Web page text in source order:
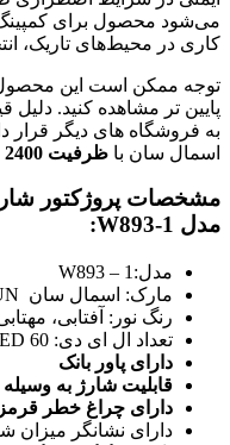
می‌شود محصول برای
کاری در محیط‌های تاریک،
توجه ممکن است این محصول
پایین تر مشاهده کنید. دلیل
به فروشگاه های دیگر قرار
اسمال سان با ظرفیت 2400 میلی آمپر
مشخصات پروژکتور
مدل W893-1:
مدل:W893 – 1
مارک: اسمال سان SMALL SUN
رنگ نور: آفتابی،
تعداد ال ای دی: LED 60 عدد + 6 قرمز
دارای پاور بانک
قابلیت شارژ به
دارای چراغ خطر
دارای نشانگر میزان